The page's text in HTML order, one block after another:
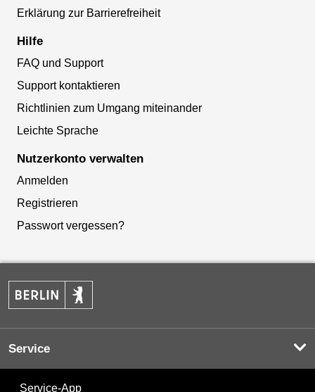
Erklärung zur Barrierefreiheit
Hilfe
FAQ und Support
Support kontaktieren
Richtlinien zum Umgang miteinander
Leichte Sprache
Nutzerkonto verwalten
Anmelden
Registrieren
Passwort vergessen?
Service
Service-App